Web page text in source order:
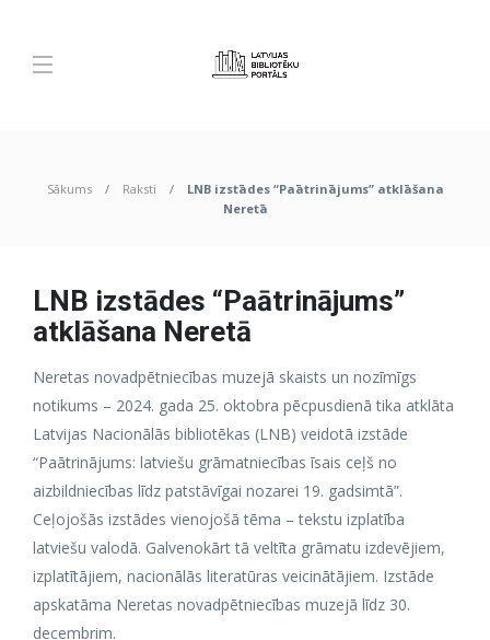
Sākums Raksti
LNB izstādes “Paātrinājums” atklāšana
Neretā
LNB izstādes “Paātrinājums”
atklāšana Neretā
Neretas novadpētniecības muzejā skaists un nozīmīgs
notikums – 2024. gada 25. oktobra pēcpusdienā tika atklāta
Latvijas Nacionālās bibliotēkas (LNB) veidotā izstāde
“Paātrinājums: latviešu grāmatniecības īsais ceļš no
aizbildniecības līdz patstāvīgai nozarei 19. gadsimtā”.
Ceļojošās izstādes vienojošā tēma – tekstu izplatība
latviešu valodā. Galvenokārt tā veltīta grāmatu izdevējiem,
izplatītājiem, nacionālās literatūras veicinātājiem. Izstāde
apskatāma Neretas novadpētniecības muzejā līdz 30.
decembrim.